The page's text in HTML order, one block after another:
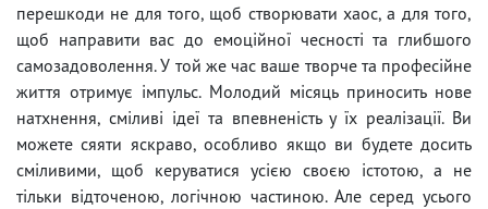
перешкоди не для того, щоб створювати хаос, а для того,
щоб направити вас до емоційної чесності та глибшого
самозадоволення. У той же час ваше творче та професійне
життя отримує імпульс. Молодий місяць приносить нове
натхнення, сміливі ідеї та впевненість у їх реалізації. Ви
можете сяяти яскраво, особливо якщо ви будете досить
сміливими, щоб керуватися усією своєю істотою, а не
тільки відточеною, логічною частиною. Але серед усього